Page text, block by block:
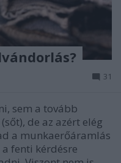
31
sem a tovább
de az azért elég
a munkaerőáramlás
fenti kérdésre